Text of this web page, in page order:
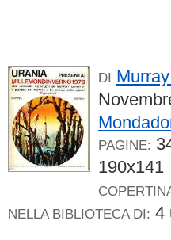
DI Murray
PAGINE:
190x141
NELLA BIBLIOTECA DI: 4